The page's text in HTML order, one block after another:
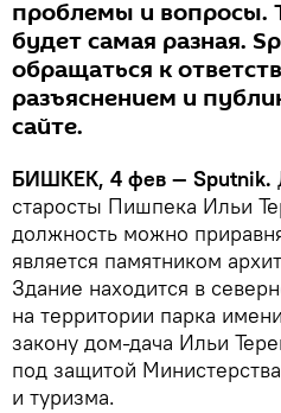
проблемы и вопросы.
будет самая разная.
обращаться к
разъяснением и
сайте.
БИШКЕК, 4 фев — Sputnik.
старосты Пишпека Ильи
должность можно
является памятником
Здание находится в
на территории парка
закону дом-дача Ильи
под защитой
и туризма.